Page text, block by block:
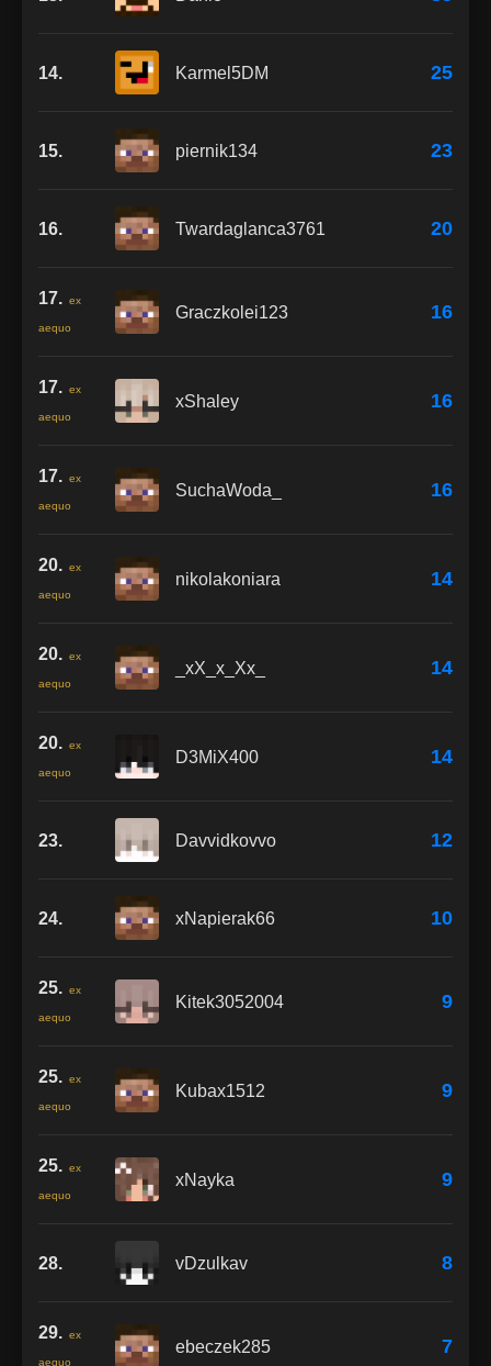
14. Karmel5DM 25
15. piernik134 23
16. Twardaglanca3761 20
17. ex
aequo
Graczkolei123 16
17. ex
aequo
xShaley 16
17. ex
aequo
SuchaWoda_ 16
20. ex
aequo
nikolakoniara 14
20. ex
aequo
_xX_x_Xx_ 14
20. ex
aequo
D3MiX400 14
23. Davvidkovvo 12
24. xNapierak66 10
25. ex
aequo
Kitek3052004 9
25. ex
aequo
Kubax1512 9
25. ex
aequo
xNayka 9
28. vDzulkav 8
29. ex
aequo
ebeczek285 7